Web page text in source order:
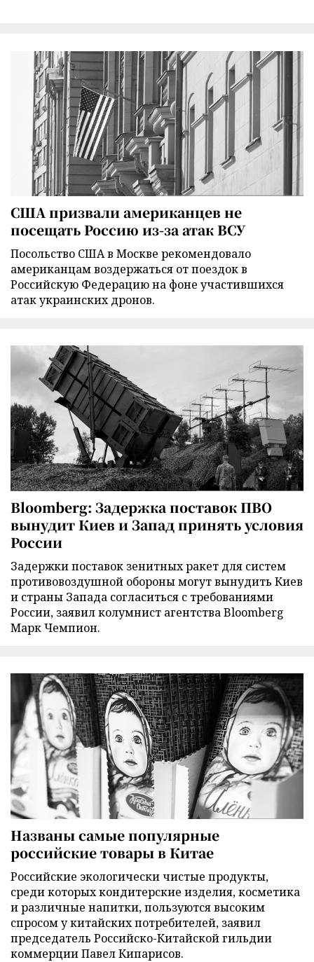
США призвали американцев не
посещать Россию из-за атак ВСУ
Посольство США в Москве рекомендовало
американцам воздержаться от поездок в
Российскую Федерацию на фоне участившихся
атак украинских дронов.
Bloomberg: Задержка поставок ПВО
вынудит Киев и Запад принять условия
России
Задержки поставок зенитных ракет для систем
противовоздушной обороны могут вынудить Киев
и страны Запада согласиться с требованиями
России, заявил колумнист агентства Bloomberg
Марк Чемпион.
Названы самые популярные
российские товары в Китае
Российские экологически чистые продукты,
среди которых кондитерские изделия, косметика
и различные напитки, пользуются высоким
спросом у китайских потребителей, заявил
председатель Российско-Китайской гильдии
коммерции Павел Кипарисов.